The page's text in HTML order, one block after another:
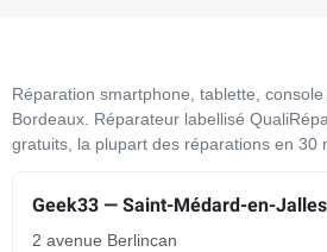
Réparation smartphone, tablette,
Bordeaux. Réparateur labellisé
gratuits, la plupart des réparations en 30
Geek33 — Saint-Médard-en-Jalles
2 avenue Berlincan